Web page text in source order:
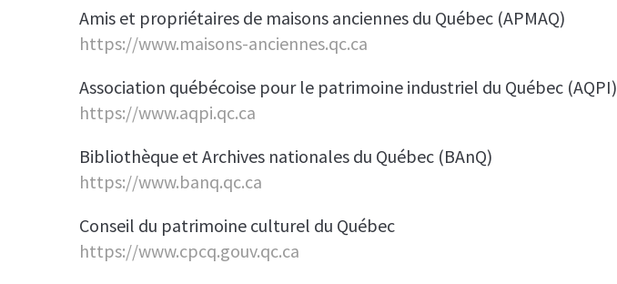
Amis et propriétaires de maisons anciennes du Québec (APMAQ)
https://www.maisons-anciennes.qc.ca
Association québécoise pour le patrimoine industriel du Québec (AQPI)
https://www.aqpi.qc.ca
Bibliothèque et Archives nationales du Québec (BAnQ)
https://www.banq.qc.ca
Conseil du patrimoine culturel du Québec
https://www.cpcq.gouv.qc.ca